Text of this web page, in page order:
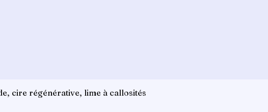
cire régénérative, lime à callosités